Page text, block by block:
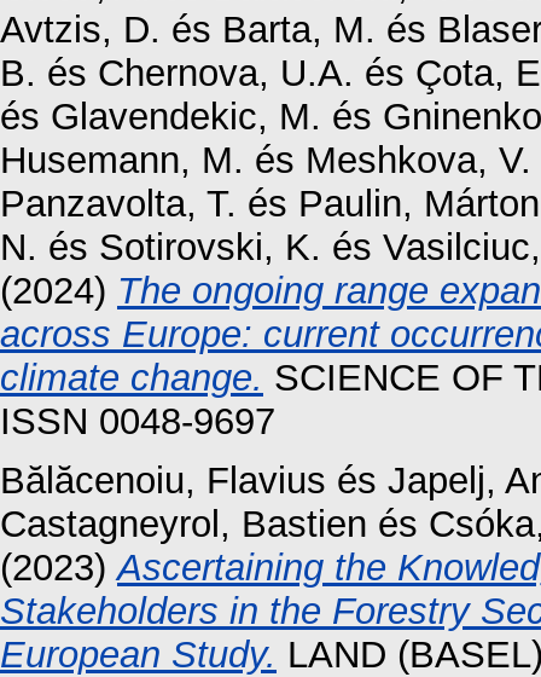
Avtzis, D. és Barta, M. és
B. és Chernova, U.A. és Çota,
és Glavendekic, M. és
Husemann, M. és Meshkova, V.
Panzavolta, T. és Paulin,
N. és Sotirovski, K. és
(2024) The ongoing range
across Europe: current
climate change. SCIENCE OF
ISSN 0048-9697
Bălăcenoiu, Flavius és Japelj,
Castagneyrol, Bastien és
(2023)Ascertaining the
Stakeholders in the Forestry
European Study. LAND